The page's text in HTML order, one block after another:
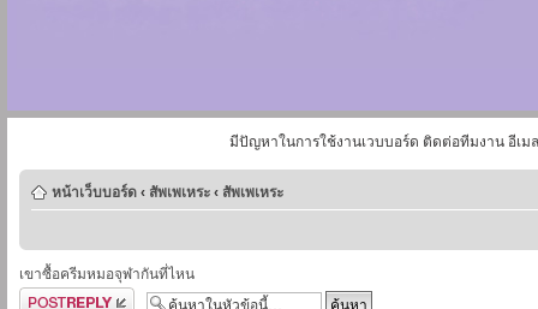
มีปัญหาในการใช้งานเวบบอร์ด ติดต่อทีมงาน อีเม
หน้าเว็บบอร์ด ‹ สัพเพเหระ ‹ สัพเพเหระ
เขาซื้อครีมหมอจุฬากันที่ไหน
ตอบกระทู้